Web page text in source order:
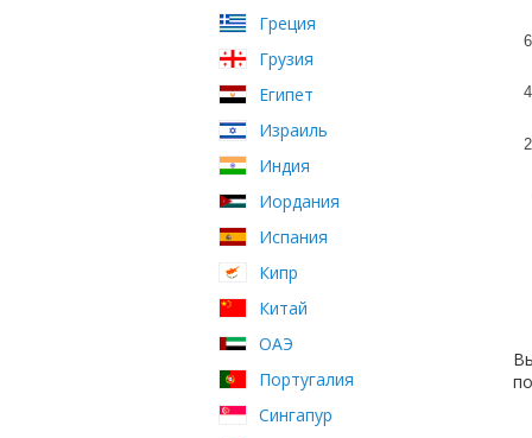
Греция
Грузия
Египет
Израиль
Индия
Иордания
Испания
Кипр
Китай
ОАЭ
Португалия
Сингапур